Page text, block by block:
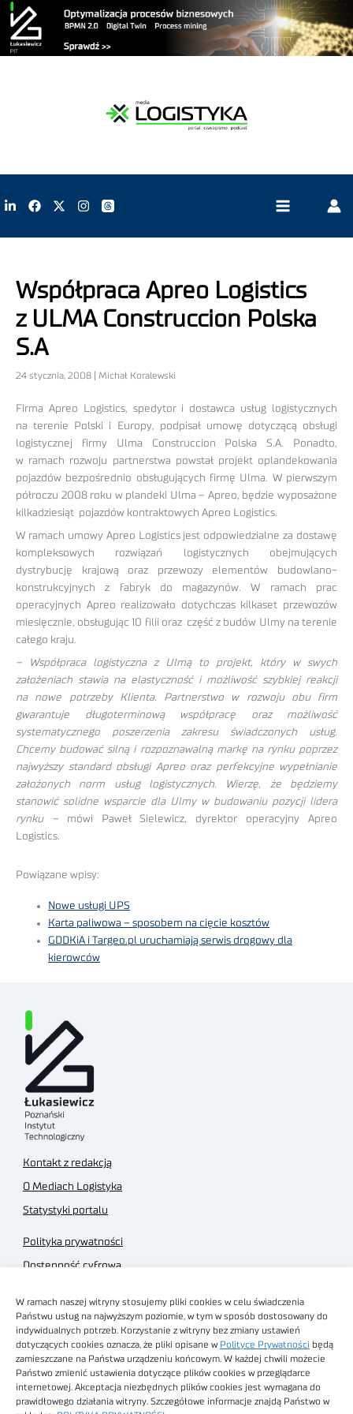
W ramach naszej witryny stosujemy pliki cookies w celu świadczenia
Państwu usług na najwyższym poziomie, w tym w sposób dostosowany do
indywidualnych potrzeb. Korzystanie z witryny bez zmiany ustawień
dotyczących cookies oznacza, że pliki opisane w Polityce Prywatności będą
zamieszczane na Państwa urządzeniu końcowym. W każdej chwili możecie
Państwo zmienić ustawienia dotyczące plików cookies w przeglądarce
internetowej. Akceptacja niezbędnych plików cookies jest wymagana do
prawidłowego działania witryny. Szczegółowe informacje znajdą Państwo w
Współpraca Apreo Logistics
z ULMA Construccion Polska
S.A
24 stycznia, 2008 | Michał Koralewski
Firma Apreo Logistics, spedytor i dostawca usług logistycznych
na terenie Polski i Europy, podpisał umowę dotyczącą obsługi
logistycznej firmy Ulma Construccion Polska S.A. Ponadto,
w ramach rozwoju partnerstwa powstał projekt oplandekowania
pojazdów bezpośrednio obsługujących firmę Ulma. W pierwszym
półroczu 2008 roku w plandeki Ulma – Apreo, będzie wyposażone
kilkadziesiąt pojazdów kontraktowych Apreo Logistics.
W ramach umowy Apreo Logistics jest odpowiedzialne za dostawę
kompleksowych rozwiązań logistycznych obejmujących
dystrybucję krajową oraz przewozy elementów budowlano-
konstrukcyjnych z fabryk do magazynów. W ramach prac
operacyjnych Apreo realizowało dotychczas kilkaset przewozów
miesięcznie, obsługując 10 filii oraz część z budów Ulmy na terenie
całego kraju.
– Współpraca logistyczna z Ulmą to projekt, który w swych
założeniach stawia na elastyczność i możliwość szybkiej reakcji
na nowe potrzeby Klienta. Partnerstwo w rozwoju obu firm
gwarantuje długoterminową współpracę oraz możliwość
systematycznego poszerzenia zakresu świadczonych usług.
Chcemy budować silną i rozpoznawalną markę na rynku poprzez
najwyższy standard obsługi Apreo oraz perfekcyjne wypełnianie
założonych norm usług logistycznych. Wierzę, że będziemy
stanowić solidne wsparcie dla Ulmy w budowaniu pozycji lidera
rynku –mówi Paweł Sielewicz, dyrektor operacyjny Apreo
Logistics.
Powiązane wpisy:
Nowe usługi UPS
Karta paliwowa – sposobem na cięcie kosztów
GDDKiA i Targeo.pl uruchamiają serwis drogowy dla
kierowców
Kontakt z redakcją
O Mediach Logistyka
Statystyki portalu
Polityka prywatności
Dostępność cyfrowa
Regulamin sklepu
Obrazy stockowe